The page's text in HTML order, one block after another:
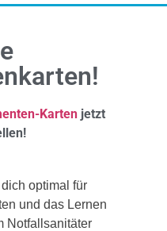
Kartenjetzt
optimal für
und das Lernen
Notfallsanitäter